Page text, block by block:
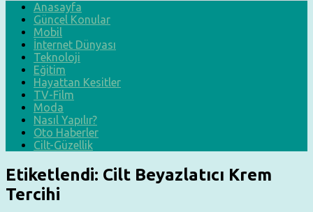
Anasayfa
Güncel Konular
Mobil
İnternet Dünyası
Teknoloji
Eğitim
Hayattan Kesitler
TV-Film
Moda
Nasıl Yapılır?
Oto Haberler
Cilt-Güzellik
Etiketlendi: Cilt Beyazlatıcı Krem
Tercihi